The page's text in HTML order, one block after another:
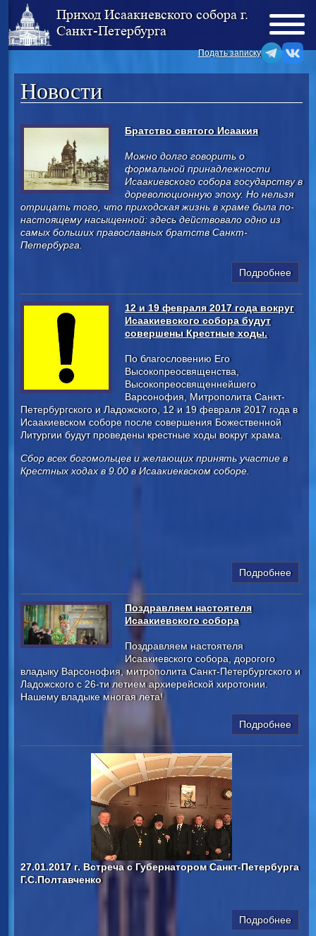
Приход Исаакиевского собора г.
Санкт-Петербурга
Подать записку
Новости
Братство святого Исаакия
Можно долго говорить о
формальной принадлежности
Исаакиевского собора государству в
дореволюционную эпоху. Но нельзя
отрицать того, что приходская жизнь в храме была по-
настоящему насыщенной: здесь действовало одно из
самых больших православных братств Санкт-
Петербурга.
Подробнее
12 и 19 февраля 2017 года вокруг
Исаакиевского собора будут
совершены Крестные ходы.
По благословению Его
Высокопреосвященства,
Высокопреосвященнейшего
Варсонофия, Митрополита Санкт-
Петербургского и Ладожского, 12 и 19 февраля 2017 года в
Исаакиевском соборе после совершения Божественной
Литургии будут проведены крестные ходы вокруг храма.
Сбор всех богомольцев и желающих принять участие в
Крестных ходах в 9.00 в Исаакиеквском соборе.
Подробнее
Поздравляем настоятеля
Исаакиевского собора
Поздравляем настоятеля
Исаакиевского собора, дорогого
владыку Варсонофия, митрополита Санкт-Петербургского и
Ладожского с 26-ти летием архиерейской хиротонии.
Нашему владыке многая лета!
Подробнее
27.01.2017 г. Встреча с Губернатором Санкт-Петербурга
Г.С.Полтавченко
Подробнее